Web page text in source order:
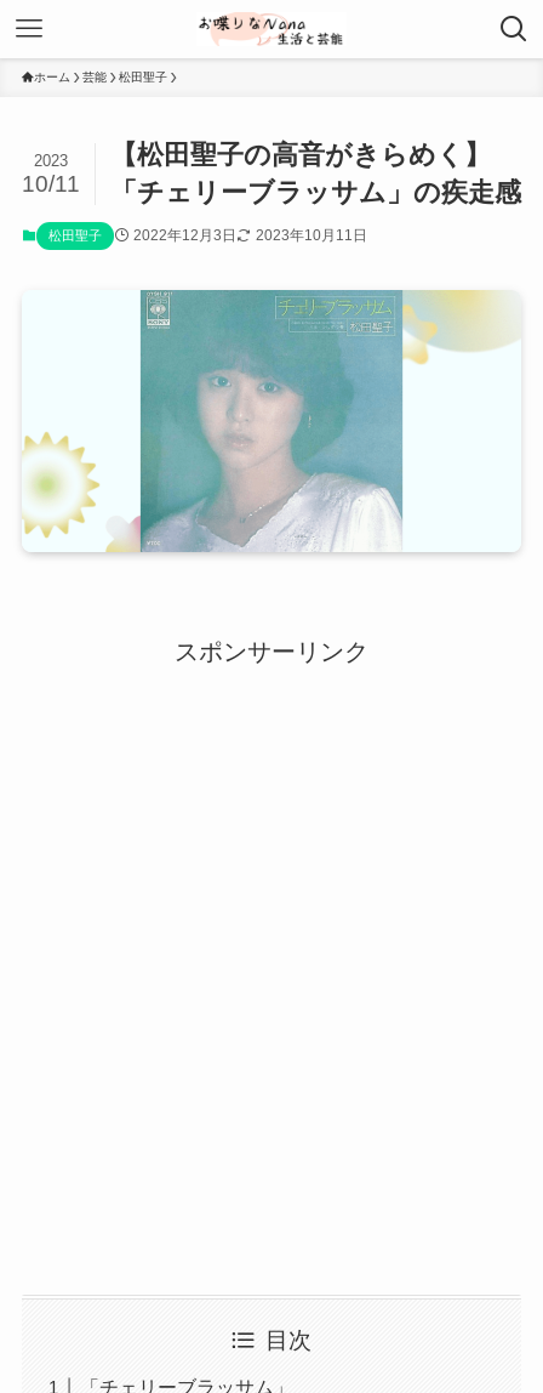
ホーム 芸能 松田聖子
【松田聖子の高音がきらめく】
「チェリーブラッサム」の疾走感
2023
10/11
松田聖子 2022年12月3日 2023年10月11日
スポンサーリンク
目次
「チェリーブラッサム」